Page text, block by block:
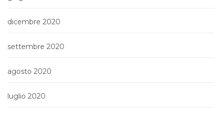
dicembre 2020
settembre 2020
agosto 2020
luglio 2020